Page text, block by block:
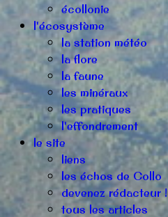
écollonie
l'écosystème
la station météo
la flore
la faune
les minéraux
les pratiques
l'effondrement
le site
liens
les échos de Collo
devenez rédacteur !
tous les articles